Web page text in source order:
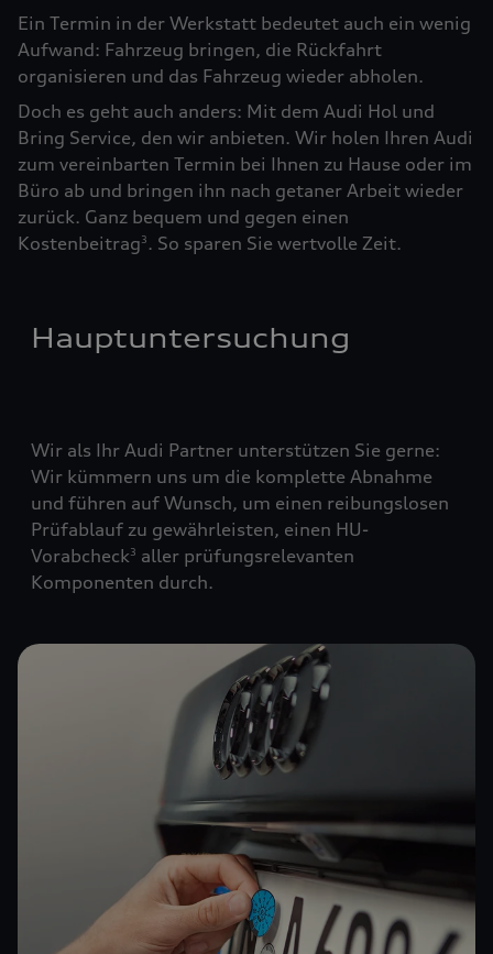
Ein Termin in der Werkstatt bedeutet auch ein wenig
Aufwand: Fahrzeug bringen, die Rückfahrt
organisieren und das Fahrzeug wieder abholen.
Doch es geht auch anders: Mit dem Audi Hol und
Bring Service, den wir anbieten. Wir holen Ihren Audi
zum vereinbarten Termin bei Ihnen zu Hause oder im
Büro ab und bringen ihn nach getaner Arbeit wieder
zurück. Ganz bequem und gegen einen
Kostenbeitrag3. So sparen Sie wertvolle Zeit.
Hauptuntersuchung
Wir als Ihr Audi Partner unterstützen Sie gerne:
Wir kümmern uns um die komplette Abnahme
und führen auf Wunsch, um einen reibungslosen
Prüfablauf zu gewährleisten, einen HU-
Vorabcheck3 aller prüfungsrelevanten
Komponenten durch.